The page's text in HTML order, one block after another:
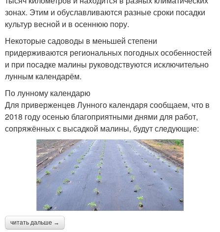
зонах. Этим и обуславливаются разные сроки посадки
культур весной и в осеннюю пору.
Некоторые садоводы в меньшей степени
придерживаются региональных погодных особенностей
и при посадке малины руководствуются исключительно
лунным календарём.
По лунному календарю
Для приверженцев Лунного календаря сообщаем, что в
2018 году осенью благоприятными днями для работ,
сопряжённых с высадкой малины, будут следующие:
читать дальше →